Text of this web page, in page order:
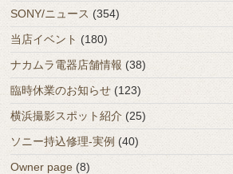
SONY/ニュース (354)
当店イベント (180)
ナカムラ電器店舗情報 (38)
臨時休業のお知らせ (123)
横浜撮影スポット紹介 (25)
ソニー持込修理-実例 (40)
Owner page (8)